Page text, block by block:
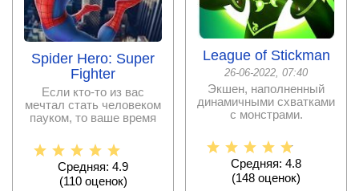
Spider Hero: Super
Fighter
Если кто-то из вас
мечтал стать человеком
пауком, то ваше время
Средняя: 4.9
(110оценок)
League of Stickman
26-06-2022, 07:40
Экшен, наполненный
динамичными схватками
с монстрами.
Средняя: 4.8
(148 оценок)